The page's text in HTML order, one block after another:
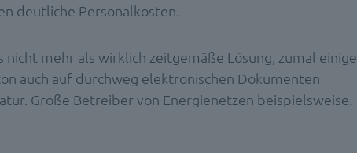
deutliche Personalkosten.
nicht mehr als wirklich zeitgemäße Lösung, zumal einige
auch auf durchweg elektronischen Dokumenten
Große Betreiber von Energienetzen beispielsweise.